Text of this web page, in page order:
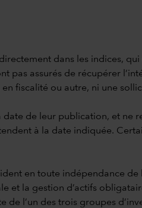
dans les indices,
pas assurés de récupérer
fiscalité ou autre, ni une
de leur publication, et ne
à la date indiquée.
en toute indépendance
et la gestion d’actifs
l’un des trois groupes